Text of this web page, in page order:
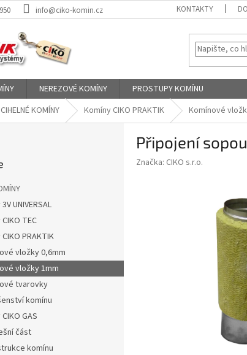
info@ciko-komin.cz KONTAKTY
NEREZOVÉ KOMÍNY
PROSTUPY KOMÍNU
CIHELNÉ KOMÍNY Komíny CIKO PRAKTIK Komínové
UNIVERSAL
TEC
PRAKTIK
vložky 0,6mm
vložky 1mm
tvarovky
komínu
GAS
část
komínu
Připojení
Značka: CIKO s.r.o.